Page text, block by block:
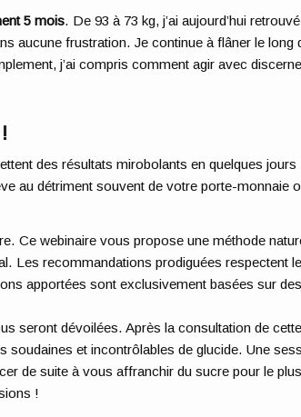
5 mois. De 93 à 73 kg, j’ai aujourd’hui retrouvé
aucune frustration. Je continue à flâner le long
j’ai compris comment agir avec
des résultats mirobolants en quelques jours
au détriment souvent de votre porte-monnaie
Ce webinaire vous propose une méthode
Les recommandations prodiguées respectent
apportées sont exclusivement basées sur
seront dévoilées. Après la consultation de cette
et incontrôlables de glucide. Une
de suite à vous affranchir du sucre pour le
!